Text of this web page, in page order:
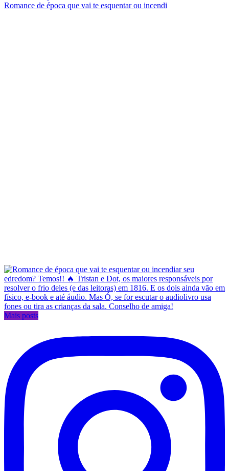
Romance de época que vai te esquentar ou incendi
Mais posts